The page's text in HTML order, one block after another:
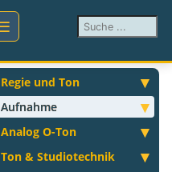
Suchen ...
Regie und Ton
Aufnahme
Analog O-Ton
Ton & Studiotechnik